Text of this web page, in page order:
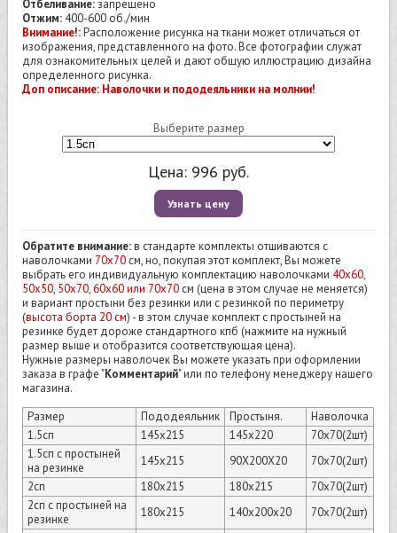
Отбеливание:запрещено
Отжим: 400-600 об./мин
Внимание!:Расположение рисунка на ткани может отличаться от
изображения, представленного на фото. Все фотографии служат
для ознакомительных целей и дают общую иллюстрацию дизайна
определенного рисунка.
Доп описание: Наволочки и пододеяльники на молнии!
Выберите размер
Цена: 996 руб.
Узнать цену
Обратите внимание:в стандарте комплекты отшиваются с
наволочками 70х70 см, но, покупая этот комплект, Вы можете
выбрать его индивидуальную комплектацию наволочками 40х60,
50х50, 50х70, 60х60 или 70х70 см (цена в этом случае не меняется)
и вариант простыни без резинки или с резинкой по периметру
(высота борта 20 см) - в этом случае комплект с простыней на
резинке будет дороже стандартного кпб (нажмите на нужный
размер выше и отобразится соответствующая цена).
Нужные размеры наволочек Вы можете указать при оформлении
заказа в графе "Комментарий" или по телефону менеджеру нашего
магазина.
Размер
Пододеяльник Простыня.
Наволочка
1.5сп
145х215 145х220
70х70(2шт)
1.5сп с простыней
на резинке
145х215 90Х200Х20
70х70(2шт)
2сп
180х215 180х215
70х70(2шт)
2сп с простыней на
резинке
180х215 140х200х20
70х70(2шт)